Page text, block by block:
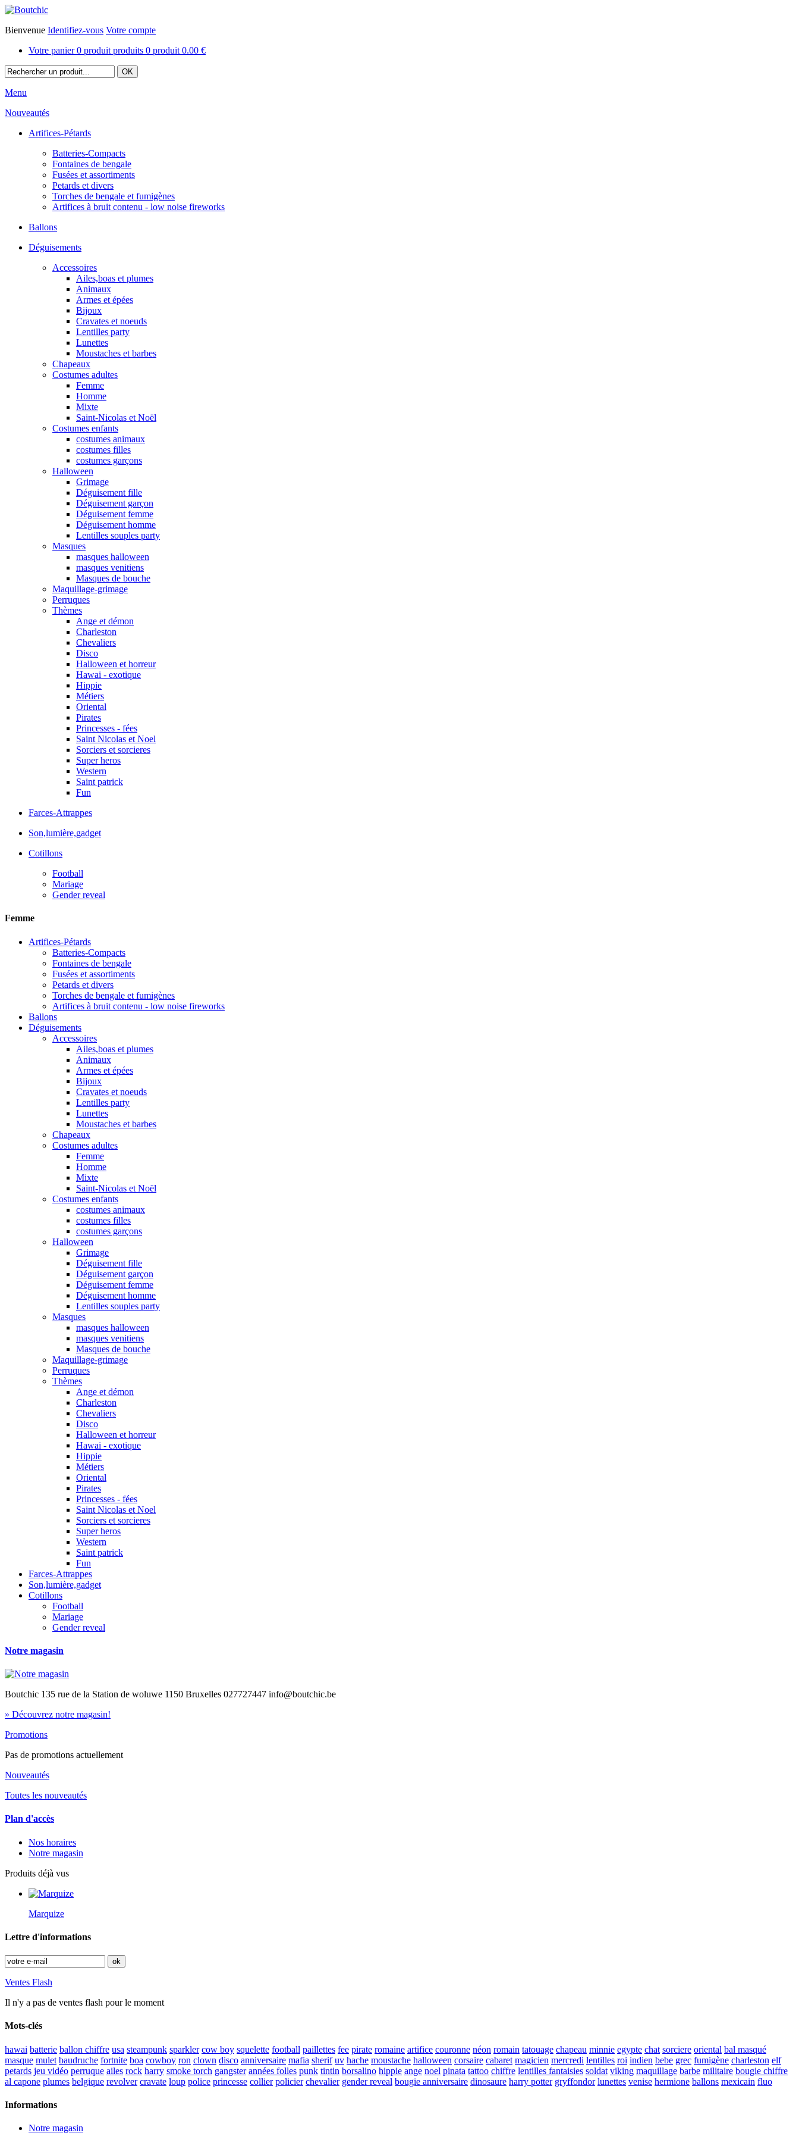
Bienvenue Identifiez-vous Votre compte
Votre panier 0 produit produits 0 produit 0.00 €
Menu
Nouveautés
Artifices-Pétards
Batteries-Compacts
Fontaines de bengale
Fusées et assortiments
Petards et divers
Torches de bengale et fumigènes
Artifices à bruit contenu - low noise fireworks
Ballons
Déguisements
Accessoires
Ailes,boas et plumes
Animaux
Armes et épées
Bijoux
Cravates et noeuds
Lentilles party
Lunettes
Moustaches et barbes
Chapeaux
Costumes adultes
Femme
Homme
Mixte
Saint-Nicolas et Noël
Costumes enfants
costumes animaux
costumes filles
costumes garçons
Halloween
Grimage
Déguisement fille
Déguisement garçon
Déguisement femme
Déguisement homme
Lentilles souples party
Masques
masques halloween
masques venitiens
Masques de bouche
Maquillage-grimage
Perruques
Thèmes
Ange et démon
Charleston
Chevaliers
Disco
Halloween et horreur
Hawai - exotique
Hippie
Métiers
Oriental
Pirates
Princesses - fées
Saint Nicolas et Noel
Sorciers et sorcieres
Super heros
Western
Saint patrick
Fun
Farces-Attrappes
Son,lumière,gadget
Cotillons
Football
Mariage
Gender reveal
Femme
Artifices-Pétards
Batteries-Compacts
Fontaines de bengale
Fusées et assortiments
Petards et divers
Torches de bengale et fumigènes
Artifices à bruit contenu - low noise fireworks
Ballons
Déguisements
Accessoires
Ailes,boas et plumes
Animaux
Armes et épées
Bijoux
Cravates et noeuds
Lentilles party
Lunettes
Moustaches et barbes
Chapeaux
Costumes adultes
Femme
Homme
Mixte
Saint-Nicolas et Noël
Costumes enfants
costumes animaux
costumes filles
costumes garçons
Halloween
Grimage
Déguisement fille
Déguisement garçon
Déguisement femme
Déguisement homme
Lentilles souples party
Masques
masques halloween
masques venitiens
Masques de bouche
Maquillage-grimage
Perruques
Thèmes
Ange et démon
Charleston
Chevaliers
Disco
Halloween et horreur
Hawai - exotique
Hippie
Métiers
Oriental
Pirates
Princesses - fées
Saint Nicolas et Noel
Sorciers et sorcieres
Super heros
Western
Saint patrick
Fun
Farces-Attrappes
Son,lumière,gadget
Cotillons
Football
Mariage
Gender reveal
Notre magasin
Boutchic 135 rue de la Station de woluwe 1150 Bruxelles 027727447 info@boutchic.be
» Découvrez notre magasin!
Promotions
Pas de promotions actuellement
Nouveautés
Toutes les nouveautés
Plan d'accès
Nos horaires
Notre magasin
Produits déjà vus
Marquize
Lettre d'informations
Ventes Flash
Il n'y a pas de ventes flash pour le moment
Mots-clés
hawai batterie ballon chiffre usa steampunk sparkler cow boy squelette football paillettes fee pirate romaine artifice couronne néon romain tatouage chapeau minnie egypte chat sorciere oriental bal masqué
masque mulet baudruche fortnite boa cowboy ron clown disco anniversaire mafia sherif uv hache moustache halloween corsaire cabaret magicien mercredi lentilles roi indien bebe grec fumigène charleston elf
petards jeu vidéo perruque ailes rock harry smoke torch gangster années folles punk tintin borsalino hippie ange noel pinata tattoo chiffre lentilles fantaisies soldat viking maquillage barbe militaire bougie chiffre
al capone plumes belgique revolver cravate loup police princesse collier policier chevalier gender reveal bougie anniversaire dinosaure harry potter gryffondor lunettes venise hermione ballons mexicain fluo
Informations
Notre magasin